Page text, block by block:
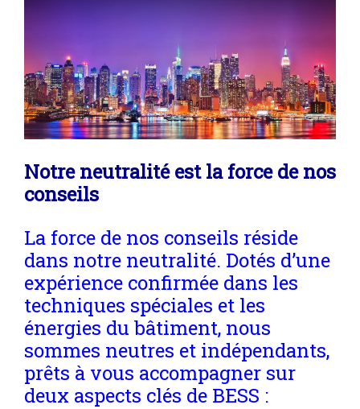
Notre neutralité est la force de nos
conseils
La force de nos conseils réside
dans notre neutralité. Dotés d’une
expérience confirmée dans les
techniques spéciales et les
énergies du bâtiment, nous
sommes neutres et indépendants,
prêts à vous accompagner sur
deux aspects clés de BESS :